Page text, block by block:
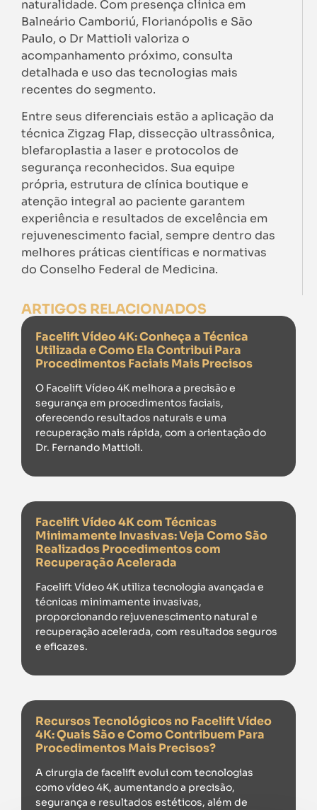
naturalidade. Com presença clínica em
Balneário Camboriú, Florianópolis e São
Paulo, o Dr Mattioli valoriza o
acompanhamento próximo, consulta
detalhada e uso das tecnologias mais
recentes do segmento.
Entre seus diferenciais estão a aplicação da
técnica Zigzag Flap, dissecção ultrassônica,
blefaroplastia a laser e protocolos de
segurança reconhecidos. Sua equipe
própria, estrutura de clínica boutique e
atenção integral ao paciente garantem
experiência e resultados de excelência em
rejuvenescimento facial, sempre dentro das
melhores práticas científicas e normativas
do Conselho Federal de Medicina.
ARTIGOS RELACIONADOS
Facelift Vídeo 4K: Conheça a Técnica
Utilizada e Como Ela Contribui Para
Procedimentos Faciais Mais Precisos
O Facelift Vídeo 4K melhora a precisão e
segurança em procedimentos faciais,
oferecendo resultados naturais e uma
recuperação mais rápida, com a orientação do
Dr. Fernando Mattioli.
Facelift Vídeo 4K com Técnicas
Minimamente Invasivas: Veja Como São
Realizados Procedimentos com
Recuperação Acelerada
Facelift Vídeo 4K utiliza tecnologia avançada e
técnicas minimamente invasivas,
proporcionando rejuvenescimento natural e
recuperação acelerada, com resultados seguros
e eficazes.
Recursos Tecnológicos no Facelift Vídeo
4K: Quais São e Como Contribuem Para
Procedimentos Mais Precisos?
A cirurgia de facelift evolui com tecnologias
como vídeo 4K, aumentando a precisão,
segurança e resultados estéticos, além de